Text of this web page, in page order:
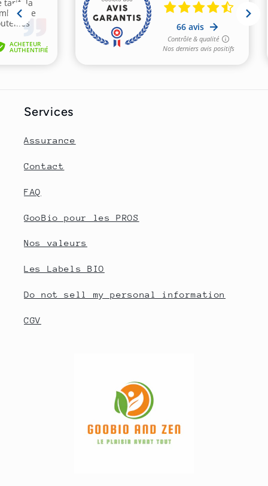
Services
Assurance
Contact
FAQ
GooBio pour les PROS
Nos valeurs
Les Labels BIO
Do not sell my personal information
CGV